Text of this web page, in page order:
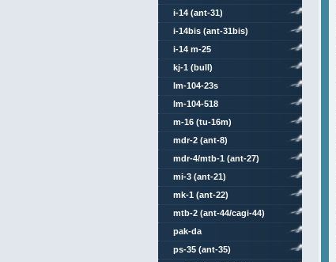
i-14 (ant-31)
i-14bis (ant-31bis)
i-14 m-25
kj-1 (bull)
lm-104-23s
lm-104-518
m-16 (tu-16m)
mdr-2 (ant-8)
mdr-4/mtb-1 (ant-27)
mi-3 (ant-21)
mk-1 (ant-22)
mtb-2 (ant-44/cagi-44)
pak-da
ps-35 (ant-35)